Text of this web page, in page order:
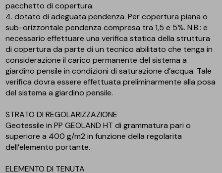
pacchetto di copertura.
4. dotato di adeguata pendenza. Per copertura piana o
sub-orizzontale pendenza compresa tra 1,5 e 5%. N.B.: e
necessario effettuare una verifica statica della struttura
di copertura da parte di un tecnico abilitato che tenga in
considerazione il carico permanente del sistema a
giardino pensile in condizioni di saturazione d’acqua. Tale
verifica dovra essere effettuata preliminarmente alla posa
del sistema a giardino pensile.
STRATO DI REGOLARIZZAZIONE
Geotessile in PP GEOLAND HT di grammatura pari o
superiore a 400 g/m2 in funzione della regolarita
dell’elemento portante.
ELEMENTO DI TENUTA